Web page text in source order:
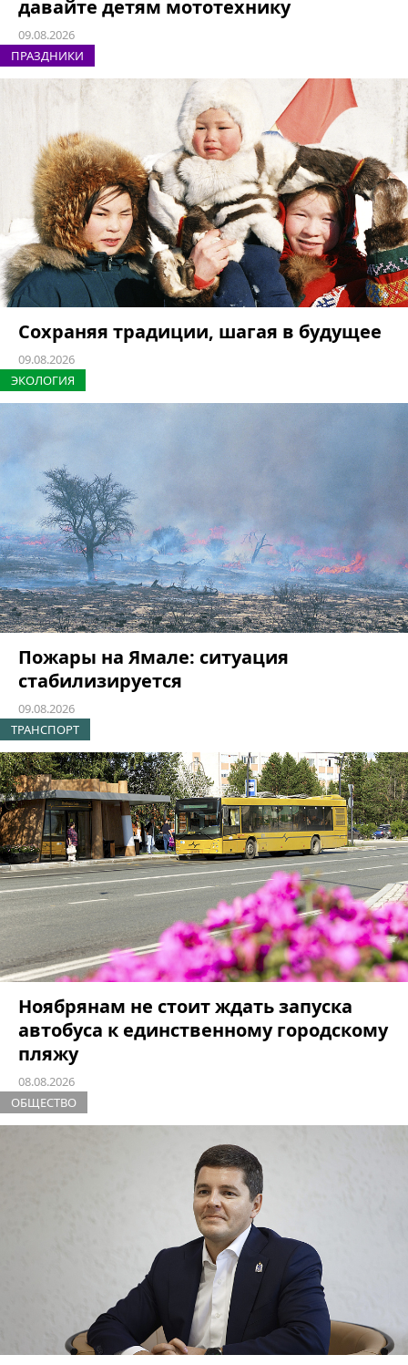
давайте детям мототехнику
09.08.2026
ПРАЗДНИКИ
Сохраняя традиции, шагая в будущее
09.08.2026
ЭКОЛОГИЯ
Пожары на Ямале: ситуация
стабилизируется
09.08.2026
ТРАНСПОРТ
Ноябрянам не стоит ждать запуска
автобуса к единственному городскому
пляжу
08.08.2026
ОБЩЕСТВО